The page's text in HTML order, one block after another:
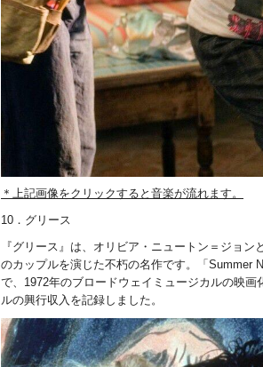
＊上記画像をクリックすると音楽が流れます。
10．グリース
『グリース』は、オリビア・ニュートン＝ジョ
のカップルを演じた不朽の名作です。「Summer
で、1972年のブロードウェイミュージカルの映
ルの興行収入を記録しました。